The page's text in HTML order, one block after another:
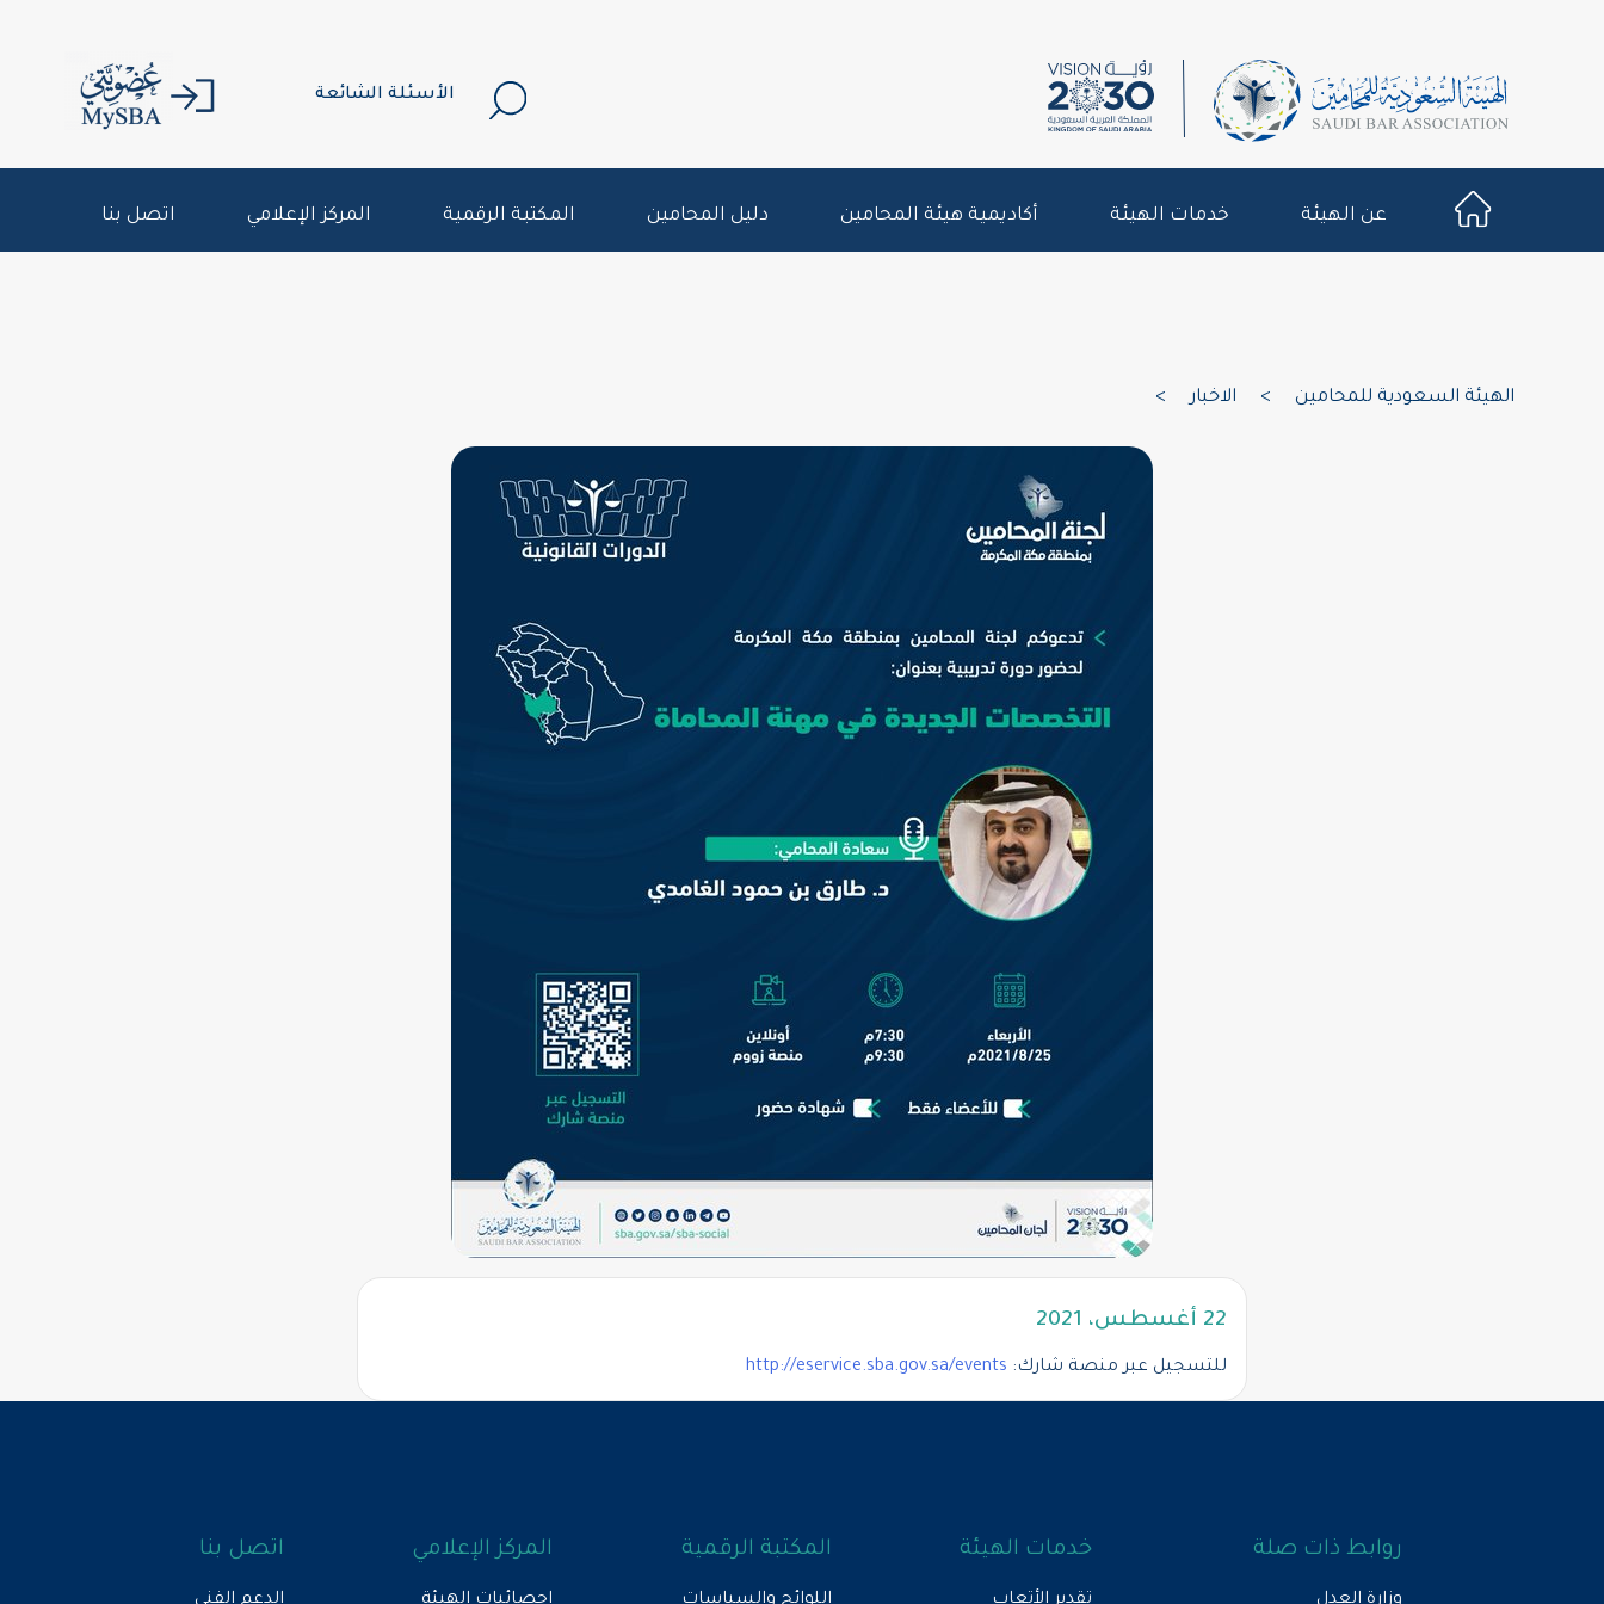
الأسئلة الشائعة
عن الهيئة خدمات الهيئة أكاديمية هيئة المحامين دليل المحامين المكتبة الرقمية المركز الإعلامي اتصل بنا
الهيئة السعودية للمحامين > الاخبار >
22 أغسطس، 2021
للتسجيل عبر منصة شارك: http://eservice.sba.gov.sa/events
روابط ذات صلة خدمات الهيئة المكتبة الرقمية المركز الإعلامي اتصل بنا